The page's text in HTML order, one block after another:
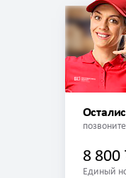
8 800
Единый